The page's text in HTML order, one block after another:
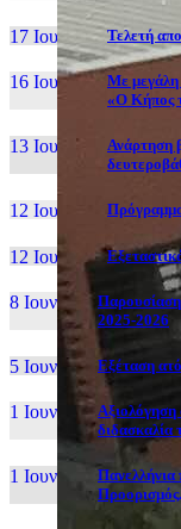
17 Ιουν, 26 Τελετή
16 Ιουν, 26
Με μεγάλη
«Ο Κήπος
13 Ιουν, 26
Ανάρτηση
12 Ιουν, 26
12 Ιουν, 26
8 Ιουν, 26
2025-2026
5 Ιουν, 26 Εξέταση
1 Ιουν, 26
Αξιολόγηση
διδασκαλία
1 Ιουν, 26
Πανελλήνια